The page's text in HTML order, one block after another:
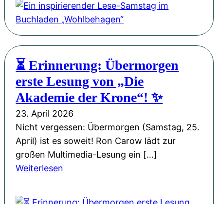
a
s
t
n
d
e
r
H
L
u
d
-
g
l
e
„
M
a
n
i
s
s
i
o
n
W
e
i
h
n
a
c
n
i
n
p
i
r
i
e
d
⏳ Erinnerung: Übermorgen
erste Lesung von „Die
Akademie der Krone“! ✨
23. April 2026
Nicht vergessen: Übermorgen (Samstag, 25.
April) ist es soweit! Ron Carow lädt zur
großen Multimedia-Lesung ein […]
Weiterlesen